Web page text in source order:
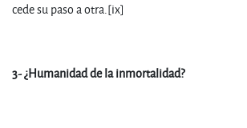
cede su paso a otra.[ix]
3-¿Humanidad de la inmortalidad?